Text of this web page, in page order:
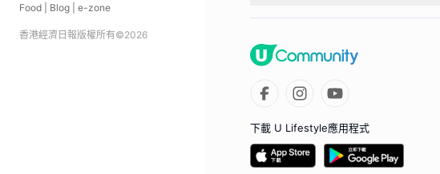
Food
Blog e-zone
香港經濟日報版權所有©2026
下載 U Lifestyle應用程式